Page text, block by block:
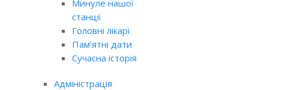
Минуле нашої
станції
Головні лікарі
Пам’ятні дати
Сучасна історія
Адміністрація